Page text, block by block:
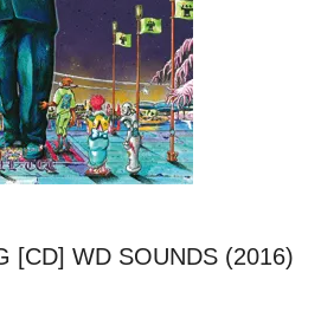
[CD] WD SOUNDS (2016)